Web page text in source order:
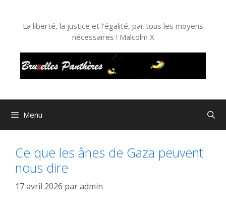
contenuLa liberté, la justice et l'égalité, par tous les moyens
nécessaires ! Malcolm X
Menu
Ce que les ânes de Gaza peuvent
nous dire
17 avril 2026 paradmin